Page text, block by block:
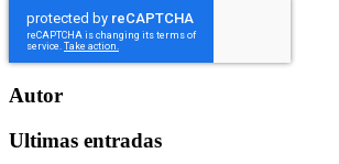
Autor
Ultimas entradas